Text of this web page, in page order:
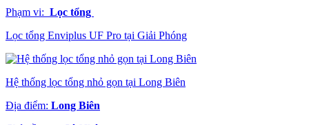
Phạm vi: Lọc tổng
Lọc tổng Enviplus UF Pro tại Giải Phóng
Hệ thống lọc tổng nhỏ gọn tại Long Biên
Địa điểm: Long Biên